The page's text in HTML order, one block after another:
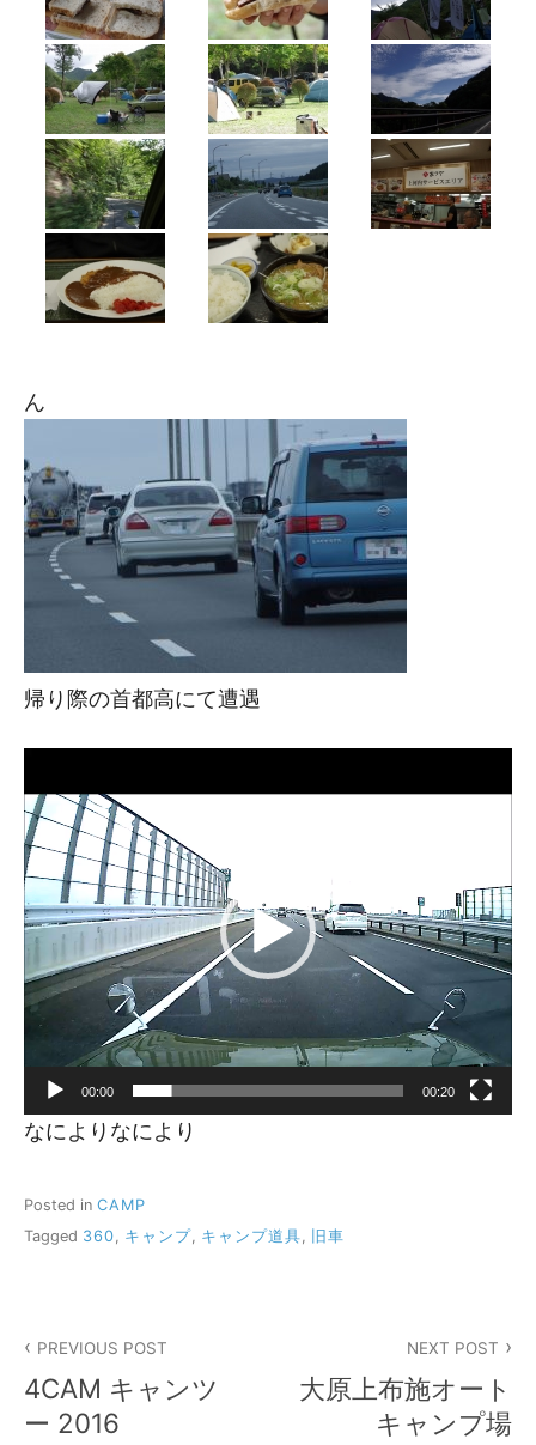
ん
帰り際の首都高にて遭遇
画
プ
レ
ー
ヤ
00:00 00:20
なによりなにより
Posted in CAMP
Tagged 360, キャンプ, キャンプ道具, 旧車
稿
ナ
PREVIOUS POST
4CAM キャンツ
ー 2016
NEXT POST
大原上布施オート
キャンプ場